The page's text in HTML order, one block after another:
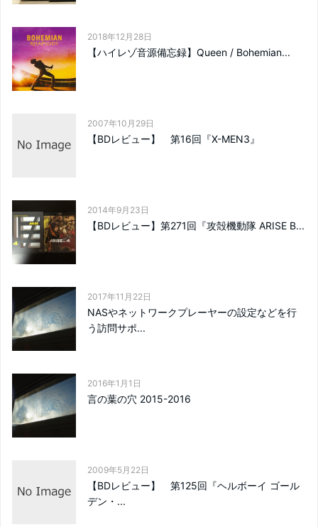
2018年12月28日
【ハイレゾ音源備忘録】Queen / Bohemian...
2007年10月29日
【BDレビュー】 第16回『X-MEN3』
2014年9月23日
【BDレビュー】第271回『攻殻機動隊 ARISE B...
2017年11月22日
NASやネットワークプレーヤーの設定などを行
う訪問サポ...
2016年1月1日
言の葉の穴 2015-2016
2009年5月22日
【BDレビュー】 第125回『ヘルボーイ ゴール
デン・...